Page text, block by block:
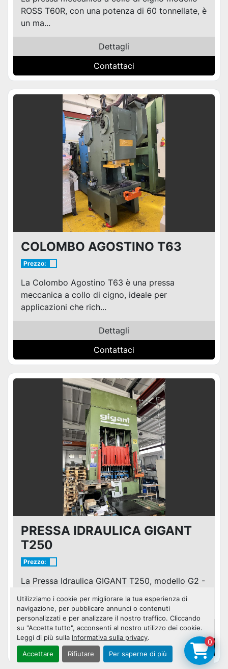
Utilizziamo i cookie per migliorare la tua esperienza di
navigazione, per pubblicare annunci o contenuti
personalizzati e per analizzare il nostro traffico. Cliccando
su "Accetta tutto", acconsenti al nostro utilizzo dei cookie.
Leggi di più sulla Informativa sulla privacy.
Accettare Rifiutare Per saperne di più
ROSS T60R, con una potenza di 60 tonnellate, è
un ma...
Dettagli
Contattaci
COLOMBO AGOSTINO T63
Prezzo:
La Colombo Agostino T63 è una pressa
meccanica a collo di cigno, ideale per
applicazioni che rich...
Dettagli
Contattaci
PRESSA IDRAULICA GIGANT
T250
Prezzo:
La Pressa Idraulica GIGANT T250, modello G2 -
affi...
Dettagli
Contattaci
0